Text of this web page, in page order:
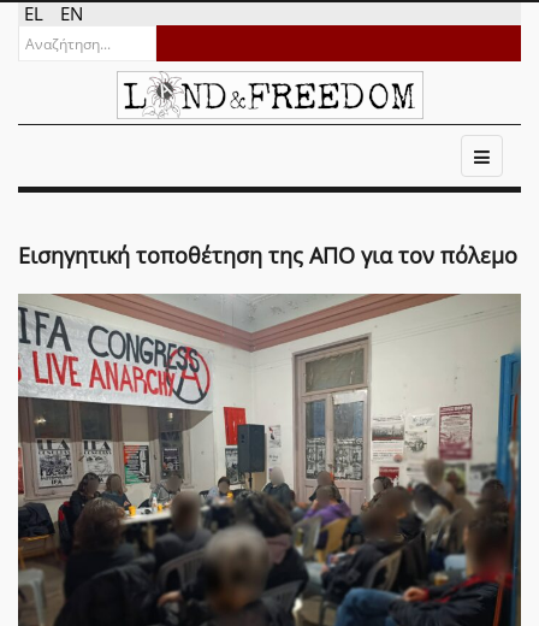
EL EN
Εισηγητική τοποθέτηση της ΑΠΟ για τον πόλεμο